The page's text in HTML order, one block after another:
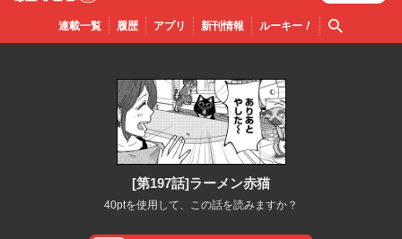
少年ジ
ャンプ
連載一覧 履歴 アプリ 新刊情報 ルーキー！ 検索
[第197話]ラーメン赤猫
40ptを使用して、この話を読みますか？